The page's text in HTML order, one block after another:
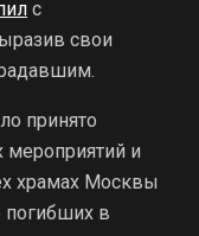
с
свои
принято
и
храмах Москвы
погибших в